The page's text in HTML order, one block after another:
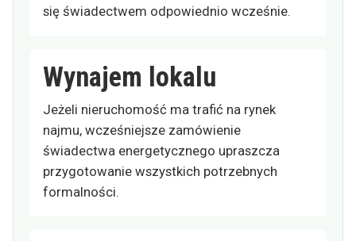
się świadectwem odpowiednio wcześnie.
Wynajem lokalu
Jeżeli nieruchomość ma trafić na rynek
najmu, wcześniejsze zamówienie
świadectwa energetycznego upraszcza
przygotowanie wszystkich potrzebnych
formalności.